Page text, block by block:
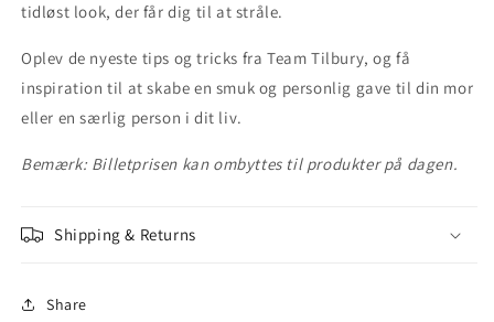
tidløst look, der får dig til at stråle.
Oplev de nyeste tips og tricks fra Team Tilbury, og få
inspiration til at skabe en smuk og personlig gave til din mor
eller en særlig person i dit liv.
Bemærk: Billetprisen kan ombyttes til produkter på dagen.
Shipping & Returns
Share